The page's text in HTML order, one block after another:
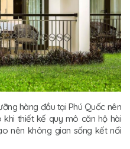
hàng đầu tại Phú Quốc nên
thiết kế quy mô căn hộ hài
nên không gian sống kết nối